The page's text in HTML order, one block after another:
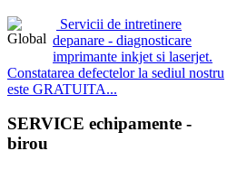
Servicii de intretinere
depanare - diagnosticare
imprimante inkjet si laserjet.
Constatarea defectelor la sediul nostru
este GRATUITA...
SERVICE echipamente -
birou